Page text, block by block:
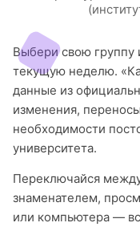
Выбери свою группу
текущую неделю.
данные из
изменения,
необходимости
университета.
Переключайся
знаменателем,
или компьютера —